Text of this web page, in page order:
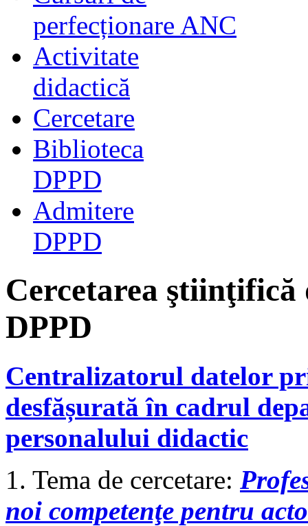
perfecționare ANC
Activitate
didactică
Cercetare
Biblioteca
DPPD
Admitere
DPPD
Cercetarea
DPPD
Centralizatorul datelor
desfășurată în cadrul
personalului didactic
1. Tema de cercetare:
noi competenţe pentru